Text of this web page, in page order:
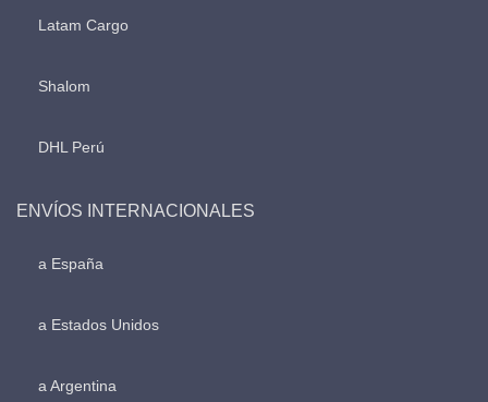
Latam Cargo
Shalom
DHL Perú
ENVÍOS INTERNACIONALES
a España
a Estados Unidos
a Argentina